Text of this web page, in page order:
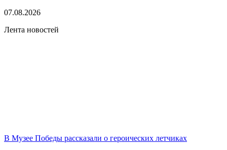
07.08.2026
Лента новостей
В Музее Победы рассказали о героических летчиках